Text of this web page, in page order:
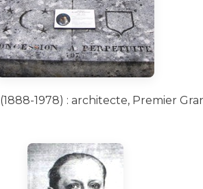
(1888-1978) : architecte, Premier